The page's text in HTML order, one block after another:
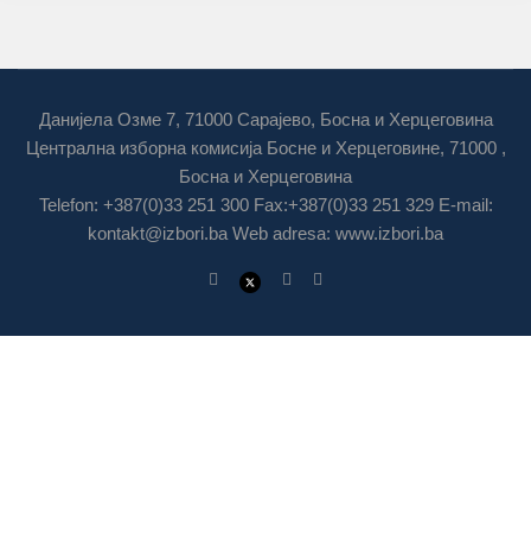
Данијела Озме 7, 71000 Сарајево, Босна и Херцеговина
Централна изборна комисија Босне и Херцеговине, 71000 ,
Босна и Херцеговина
Telefon: +387(0)33 251 300 Fax:+387(0)33 251 329 E-mail:
kontakt@izbori.ba Web adresa: www.izbori.ba